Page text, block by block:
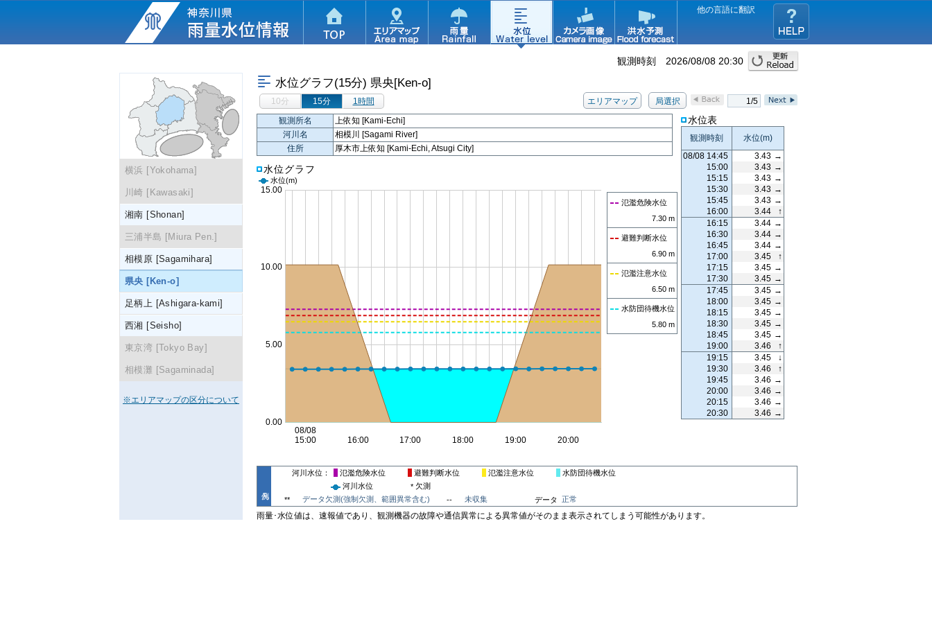
他の言語に翻訳
観測時刻 2026/08/08 20:30
横浜 [Yokohama]
川崎 [Kawasaki]
湘南 [Shonan]
三浦半島 [Miura Pen.]
相模原 [Sagamihara]
県央 [Ken-o]
足柄上 [Ashigara-kami]
西湘 [Seisho]
東京湾 [Tokyo Bay]
相模灘 [Sagaminada]
※エリアマップの区分について
水位グラフ(15分) 県央[Ken-o]
10分 15分 1時間 エリアマップ 局選択
1/5
観測所名
上依知 [Kami-Echi]
河川名
相模川 [Sagami River]
住所
厚木市上依知 [Kami-Echi, Atsugi City]
水位グラフ
水位(m)
氾濫危険水位
7.30 m
避難判断水位
6.90 m
氾濫注意水位
6.50 m
水防団待機水位
5.80 m
河川水位 氾濫危険水位 避難判断水位 氾濫注意水位
水防団待機水位
河川水位
* 欠測
**
データ欠測(強制欠測、範囲異常含む) -- 未収集 データ 正常
水位表
観測時刻 水位(m)
08/08 14:45
3.43 →
15:00
3.43 →
15:15
3.43 →
15:30
3.43 →
15:45
3.43 →
16:00
3.44
↑
16:15
3.44 →
16:30
3.44 →
16:45
3.44 →
17:00
3.45
↑
17:15
3.45 →
17:30
3.45 →
17:45
3.45 →
18:00
3.45 →
18:15
3.45 →
18:30
3.45 →
18:45
3.45 →
19:00
3.46
↑
19:15
3.45
↓
19:30
3.46
↑
19:45
3.46 →
20:00
3.46 →
20:15
3.46 →
20:30
3.46 →
雨量･水位値は、速報値であり、観測機器の故障や通信異常による異常値がそのまま表示されてしまう可能性があります。